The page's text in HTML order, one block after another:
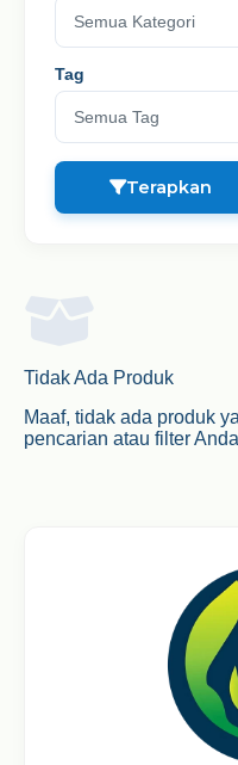
Semua Kategori
Tag
Semua Tag
Terapkan
Tidak Ada Produk
Maaf, tidak ada produk
pencarian atau filter